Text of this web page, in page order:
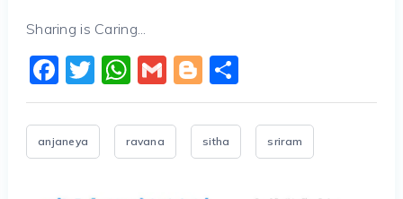
Sharing is Caring...
Facebook
Twitter
WhatsApp
GmailBlogger
Share
anjaneya ravana sitha sriram